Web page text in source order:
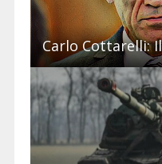
Carlo Cottarelli: